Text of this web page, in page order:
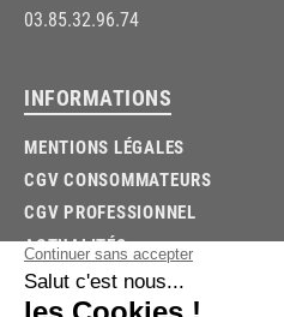
03.85.32.96.74
INFORMATIONS
MENTIONS LÉGALES
CGV CONSOMMATEURS
CGV PROFESSIONNEL
ACTUALITÉS